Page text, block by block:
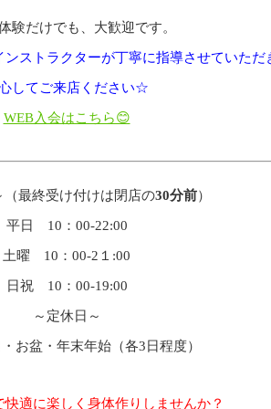
験だけでも、大歓迎です。
ンストラクターが丁寧に指導させていただ
してご来店ください☆
WEB入会はこちら😊
（最終受け付けは閉店の30分前）
平日 10：00-22:00
土曜 10：00-2１:00
日祝 10：00-19:00
～定休日～
お盆・年末年始（各3日程度）
快適に楽しく身体作りしませんか？